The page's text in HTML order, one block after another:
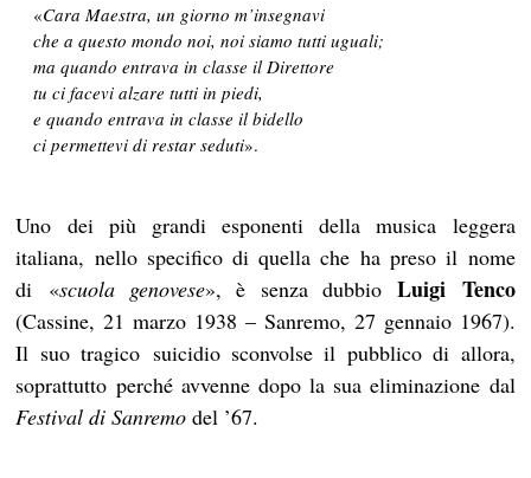
«Cara Maestra, un giorno m’insegnavi
che a questo mondo noi, noi siamo tutti uguali;
ma quando entrava in classe il Direttore
tu ci facevi alzare tutti in piedi,
e quando entrava in classe il bidello
ci permettevi di restar seduti».
Uno dei più grandi esponenti della musica leggera
italiana, nello specifico di quella che ha preso il nome
di «scuola genovese», è senza dubbioLuigi Tenco
(Cassine, 21 marzo 1938 – Sanremo, 27 gennaio 1967).
Il suo tragico suicidio sconvolse il pubblico di allora,
soprattutto perché avvenne dopo la sua eliminazione dal
Festival di Sanremo del ’67.